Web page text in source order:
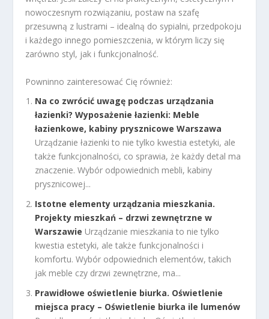
nowoczesnym rozwiązaniu, postaw na szafę
przesuwną z lustrami – idealną do sypialni, przedpokoju
i każdego innego pomieszczenia, w którym liczy się
zarówno styl, jak i funkcjonalność.
Powninno zainteresować Cię również:
Na co zwrócić uwagę podczas urządzania
łazienki? Wyposażenie łazienki: Meble
łazienkowe, kabiny prysznicowe Warszawa
Urządzanie łazienki to nie tylko kwestia estetyki, ale
także funkcjonalności, co sprawia, że każdy detal ma
znaczenie. Wybór odpowiednich mebli, kabiny
prysznicowej...
Istotne elementy urządzania mieszkania.
Projekty mieszkań – drzwi zewnętrzne w
Warszawie Urządzanie mieszkania to nie tylko
kwestia estetyki, ale także funkcjonalności i
komfortu. Wybór odpowiednich elementów, takich
jak meble czy drzwi zewnętrzne, ma...
Prawidłowe oświetlenie biurka. Oświetlenie
miejsca pracy – Oświetlenie biurka ile lumenów